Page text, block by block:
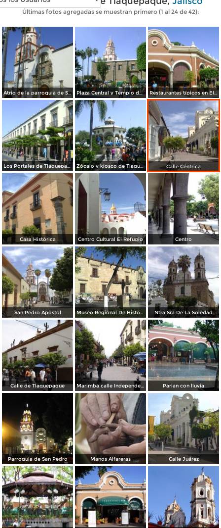
Últimas fotos agregadas se muestran primero (1 al 24 de 42):
Atrio de la parroquia de San Pedro (Siglo XVII). Noviembre/2011 Plaza Central y Templo de San Pedro. Tlaquepaque. Octubre/2011 Restaurantes típicos en El Parián. Tlaquepaque. Octubre/2011
Los Portales de Tlaquepaque, Jalisco. Octubre/2011 Zócalo y kiosco de Tlaquepaque, Jalisco. Octubre/2011 Calle Céntrica
Casa Històrica Centro Cultural El Refugio Centro
San Pedro Apostol Museo Regional De Historia Ntra Sra De La Soledad
Calle de Tlaquepaque Marimba calle Independecia Parian con lluvia
Parroquia de San Pedro Manos Alfareras Calle Juárez